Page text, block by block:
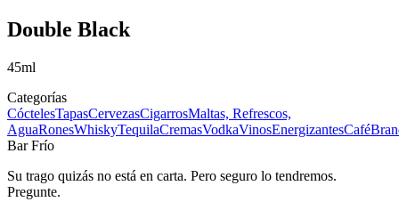
Double Black
45ml
Categorías
CóctelesTapasCervezasCigarrosMaltas, Refrescos,
AguaRonesWhiskyTequilaCremasVodkaVinosEnergizantesCafé
Bar Frío
Su trago quizás no está en carta. Pero seguro lo tendremos.
Pregunte.